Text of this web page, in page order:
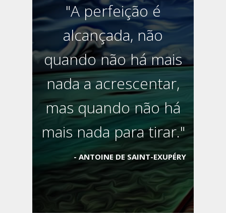
"A perfeição é
alcançada, não
quando não há mais
nada a acrescentar,
mas quando não há
mais nada para tirar."
ANTOINE DE SAINT-EXUPÉRY